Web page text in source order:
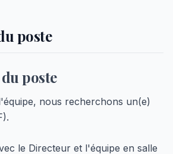
poste
poste
nous recherchons un(e)
le Directeur et l'équipe en salle